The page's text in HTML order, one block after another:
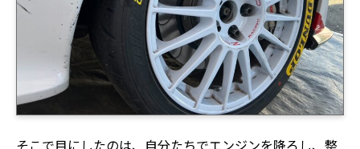
そこで目にしたのは、自分たちでエンジンを降ろし、整